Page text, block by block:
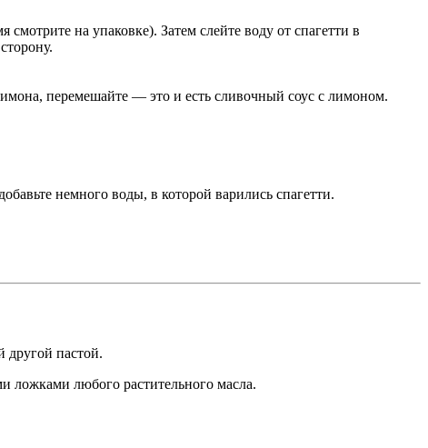
на упаковке). Затем слейте воду от спагетти в
перемешайте — это и есть сливочный соус с лимоном.
немного воды, в которой варились спагетти.
другой пастой.
ложками любого растительного масла.